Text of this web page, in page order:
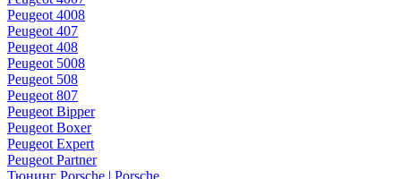
Peugeot 4008
Peugeot 407
Peugeot 408
Peugeot 5008
Peugeot 508
Peugeot 807
Peugeot Bipper
Peugeot Boxer
Peugeot Expert
Peugeot Partner
Тюнинг Porsche | Porsche